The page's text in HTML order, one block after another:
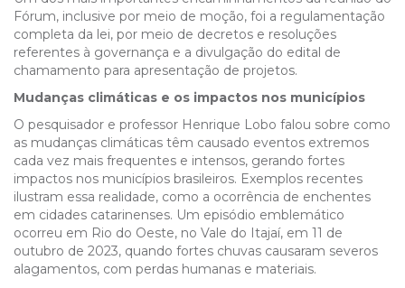
Fórum, inclusive por meio de moção, foi a regulamentação
completa da lei, por meio de decretos e resoluções
referentes à governança e a divulgação do edital de
chamamento para apresentação de projetos.
Mudanças climáticas e os impactos nos municípios
O pesquisador e professor Henrique Lobo falou sobre como
as mudanças climáticas têm causado eventos extremos
cada vez mais frequentes e intensos, gerando fortes
impactos nos municípios brasileiros. Exemplos recentes
ilustram essa realidade, como a ocorrência de enchentes
em cidades catarinenses. Um episódio emblemático
ocorreu em Rio do Oeste, no Vale do Itajaí, em 11 de
outubro de 2023, quando fortes chuvas causaram severos
alagamentos, com perdas humanas e materiais.